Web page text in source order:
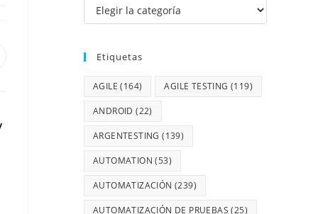
Etiquetas
AGILE (164) AGILE TESTING (119)
ANDROID (22)
ARGENTESTING (139)
AUTOMATION (53)
AUTOMATIZACIÓN (239)
AUTOMATIZACIÓN DE PRUEBAS (25)